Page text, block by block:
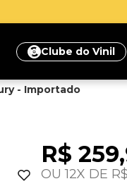
Clube do Vinil
- Importado
R$ 259,
12 R$